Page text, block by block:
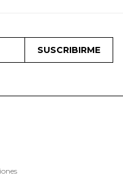
SUSCRIBIRME